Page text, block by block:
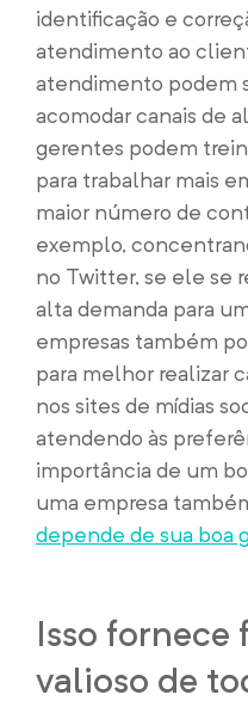
identificação e
atendimento ao
atendimento podem
acomodar canais de
gerentes podem
para trabalhar mais
maior número de
exemplo,
no Twitter, se ele se
alta demanda para
empresas também
para melhor realizar
nos sites de mídias
atendendo às
importância de um
uma empresa
depende de sua boa
Isso fornece
valioso de